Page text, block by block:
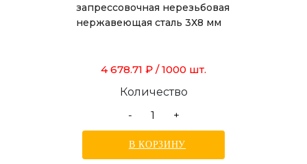
запрессовочная нерезьбовая
нержавеющая сталь 3Х8 мм
4 678.71 ₽ / 1000 шт.
Количество
-
+
В КОРЗИНУ